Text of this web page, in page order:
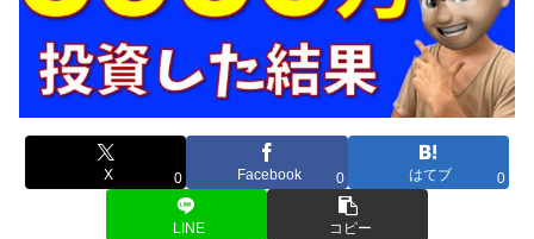
X 0 Facebook 0 はてブ 0
LINE コピー